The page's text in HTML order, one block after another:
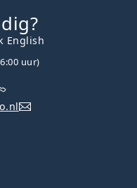
English
uur)